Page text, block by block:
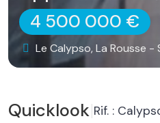
4 500 000 €
Le Calypso, La Rousse -
Quicklook Rif. :